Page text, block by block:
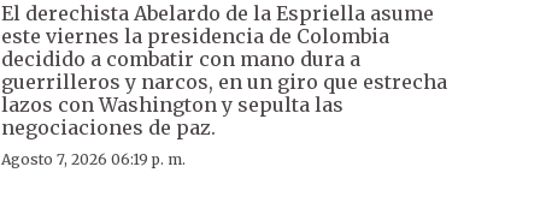
El derechista Abelardo de la Espriella asume
este viernes la presidencia de Colombia
decidido a combatir con mano dura a
guerrilleros y narcos, en un giro que estrecha
lazos con Washington y sepulta las
negociaciones de paz.
Agosto 7, 2026 06:19 p. m.